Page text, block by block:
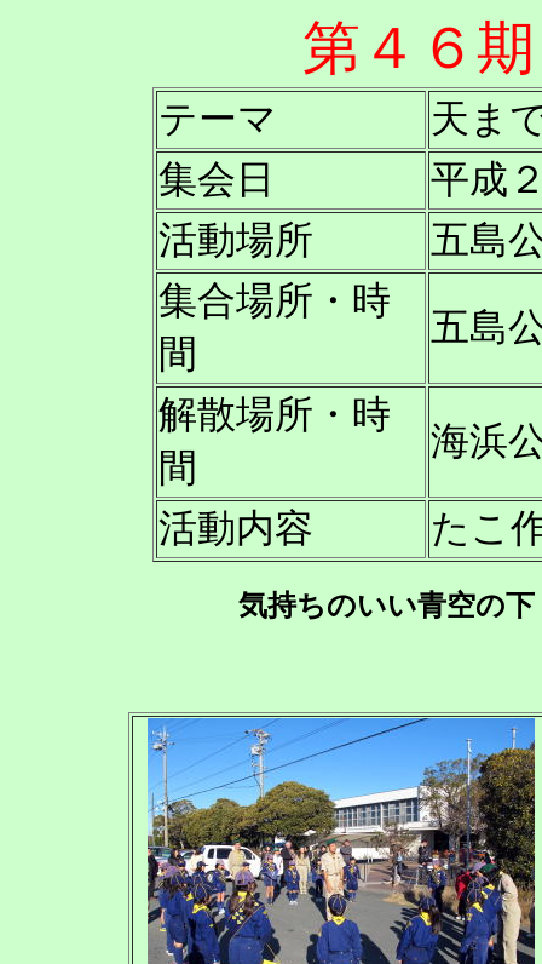
第４６
テーマ
天ま
集会日
平成
活動場所
五島
集合場所・時
間
五島
解散場所・時
間
海浜
活動内容
たこ
気持ちのいい青空の